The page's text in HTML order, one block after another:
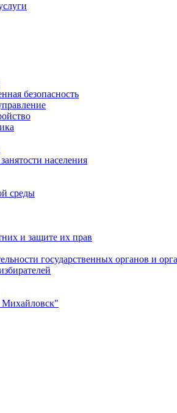
безопасность
населения
среды
и защите их прав
государственных органов и
Михайловск"